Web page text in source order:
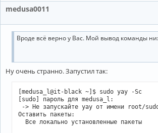
medusa0011
Вроде всё верно у Вас. Мой вывод команды
Ну очень странно. Запустил так:
[medusa_l@it-black ~]$ sudo yay -Sc
[sudo] пароль для medusa_l:
-> Не запускайте yay от имени root/
Оставить пакеты:
  Все локально установленные пакеты